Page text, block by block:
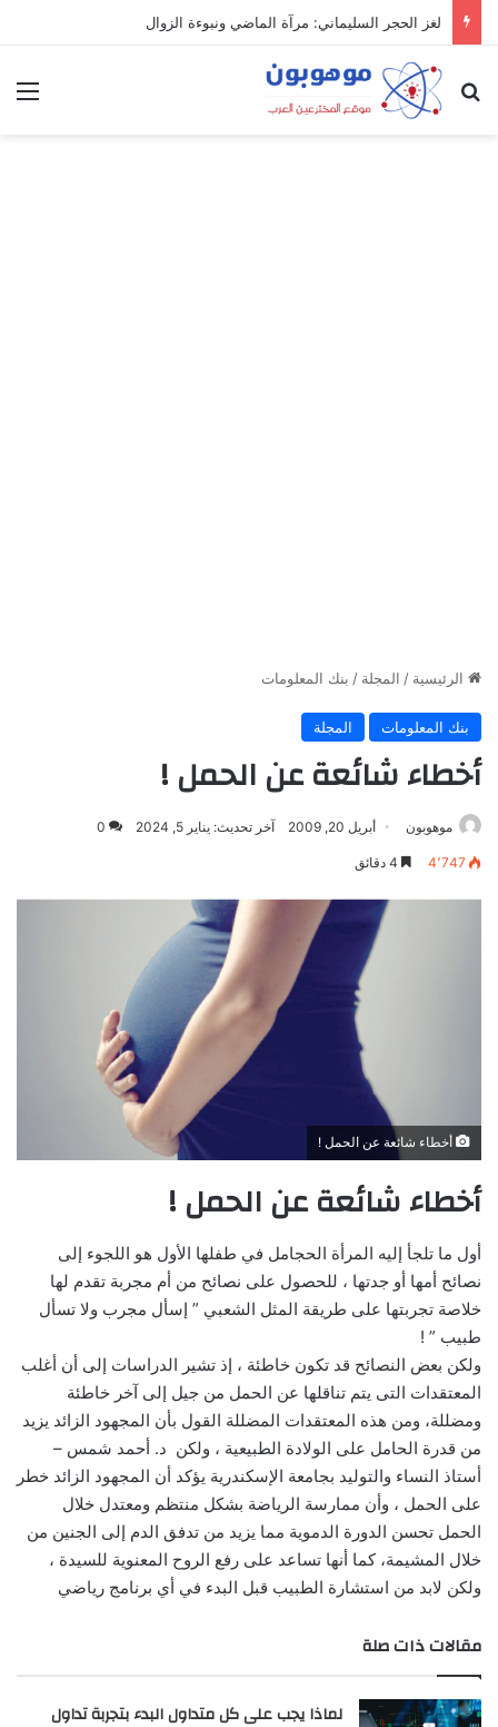
لغز الحجر السليماني: مرآة الماضي ونبوءة الزوال
بحث عن
الرئيسية / المجلة / بنك المعلومات
بنك المعلومات المجلة
أخطاء شائعة عن الحمل !
موهوبون أبريل 20, 2009 آخر تحديث: يناير 5, 2024 0
4٬747
أخطاء شائعة عن الحمل !
أخطاء شائعة عن الحمل !
أول ما تلجأ إليه المرأة الحجامل في طفلها الأول هو اللجوء إلى
نصائح أمها أو جدتها ، للحصول على نصائح من أم مجربة تقدم لها
خلاصة تجربتها على طريقة المثل الشعبي ” إسأل مجرب ولا تسأل
طبيب ” !
ولكن بعض النصائح قد تكون خاطئة ، إذ تشير الدراسات إلى أن أغلب
المعتقدات التى يتم تناقلها عن الحمل من جيل إلى آخر خاطئة
ومضللة، ومن هذه المعتقدات المضللة القول بأن المجهود الزائد يزيد
من قدرة الحامل على الولادة الطبيعية ، ولكن د. أحمد شمس –
أستاذ النساء والتوليد بجامعة الإسكندرية يؤكد أن المجهود الزائد خطر
على الحمل ، وأن ممارسة الرياضة بشكل منتظم ومعتدل خلال
الحمل تحسن الدورة الدموية مما يزيد من تدفق الدم إلى الجنين من
خلال المشيمة، كما أنها تساعد على رفع الروح المعنوية للسيدة ،
ولكن لابد من استشارة الطبيب قبل البدء في أي برنامج رياضي
مقالات ذات صلة
لماذا يجب على كل متداول البدء بتجربة تداول